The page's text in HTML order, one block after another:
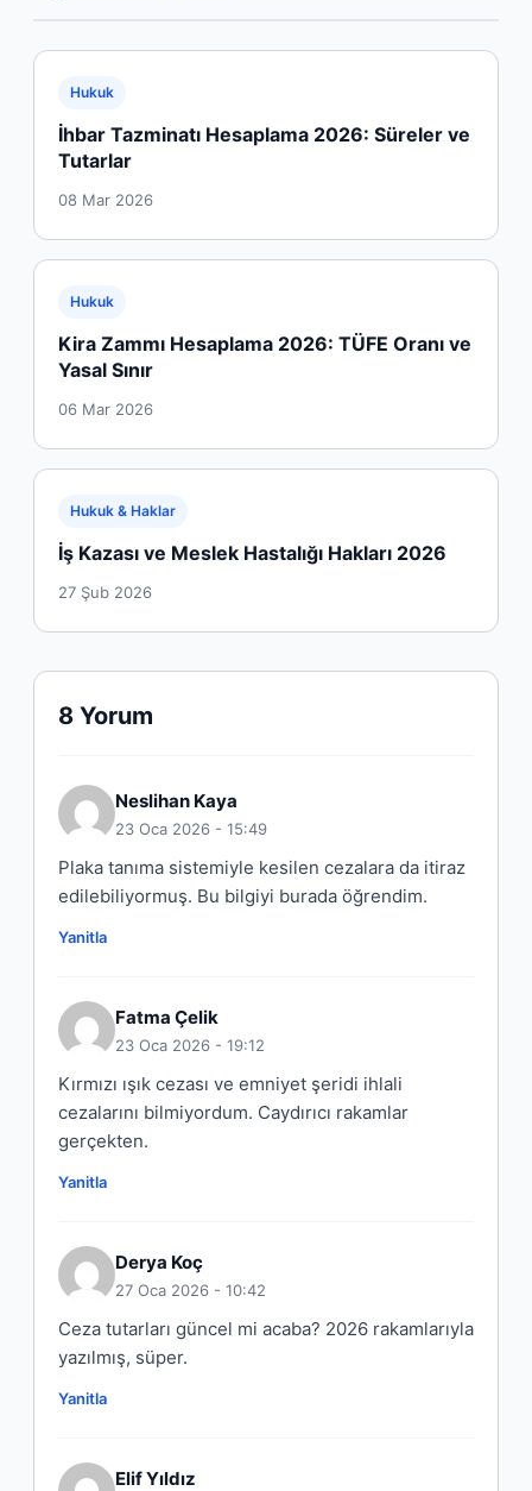
Hukuk
İhbar Tazminatı Hesaplama 2026: Süreler ve
Tutarlar
08 Mar 2026
Hukuk
Kira Zammı Hesaplama 2026: TÜFE Oranı ve
Yasal Sınır
06 Mar 2026
Hukuk & Haklar
İş Kazası ve Meslek Hastalığı Hakları 2026
27 Şub 2026
8 Yorum
Neslihan Kaya
23 Oca 2026 - 15:49
Plaka tanıma sistemiyle kesilen cezalara da itiraz
edilebiliyormuş. Bu bilgiyi burada öğrendim.
Yanitla
Fatma Çelik
23 Oca 2026 - 19:12
Kırmızı ışık cezası ve emniyet şeridi ihlali
cezalarını bilmiyordum. Caydırıcı rakamlar
gerçekten.
Yanitla
Derya Koç
27 Oca 2026 - 10:42
Ceza tutarları güncel mi acaba? 2026 rakamlarıyla
yazılmış, süper.
Yanitla
Elif Yıldız